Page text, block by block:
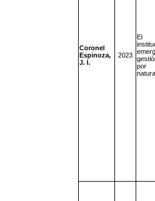
Coronel
Espinoza,
J. I.
2023
El
por